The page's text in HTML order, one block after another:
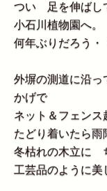
つい 足を伸ばし
小石川植物園へ。
何年ぶりだろう・
外塀の測道に沿っ
かげで
ネット＆フェンス
たどり着いたら
冬枯れの木立に
工芸品のように美